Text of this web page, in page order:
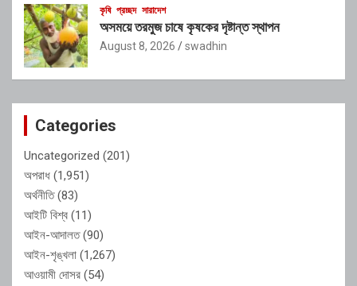
কৃষি প্রচ্ছদ সারাদেশ
অসময়ে তরমুজ চাষে কৃষকের দৃষ্টান্ত স্থাপন
August 8, 2026 swadhin
Categories
Uncategorized (201)
অপরাধ (1,951)
অর্থনীতি(83)
আইটি বিশ্ব (11)
আইন-আদালত(90)
আইন-শৃঙ্খলা (1,267)
আওয়ামী দোসর (54)